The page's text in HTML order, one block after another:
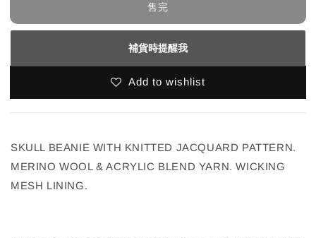
售完
補貨時提醒我
Add to wishlist
SKULL BEANIE WITH KNITTED JACQUARD PATTERN.
MERINO WOOL & ACRYLIC BLEND YARN. WICKING
MESH LINING.